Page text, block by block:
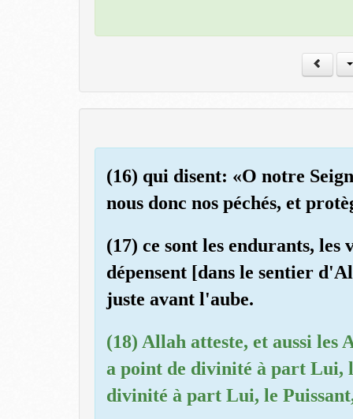
(16) qui disent: «O notre
nous donc nos péchés, et
(17) ce sont les endurants, les
dépensent [dans le sentier
juste avant l'aube.
(18) Allah atteste, et aussi les
a point de divinité à part Lui,
divinité à part Lui, le